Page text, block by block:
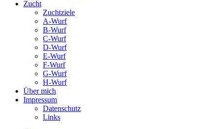
Zucht
Zuchtziele
A-Wurf
B-Wurf
C-Wurf
D-Wurf
E-Wurf
F-Wurf
G-Wurf
H-Wurf
Über mich
Impressum
Datenschutz
Links